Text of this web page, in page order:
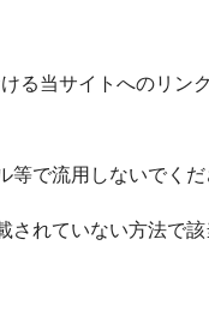
る当サイトへのリン
で流用しないでくだ
されていない方法で